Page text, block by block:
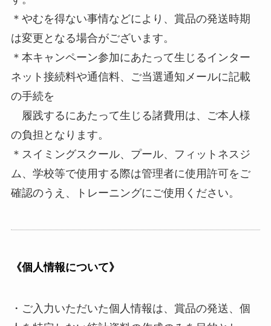
＊やむを得ない事情などにより、賞品の発送時期
は変更となる場合がございます。
＊本キャンペーン参加にあたって生じるインター
ネット接続料や通信料、ご当選通知メールに記載
の手続を
履践するにあたって生じる諸費用は、ご本人様
の負担となります。
＊スイミングスクール、プール、フィットネスジ
ム、学校等で使用する際は管理者に使用許可をご
確認のうえ、トレーニングにご使用ください。
《個人情報について》
・ご入力いただいた個人情報は、賞品の発送、個